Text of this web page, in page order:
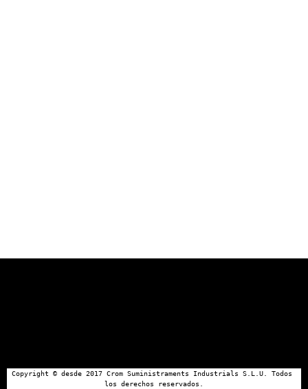
Copyright © desde 2017 Crom Suministraments Industrials S.L.U. Todos
los derechos reservados.